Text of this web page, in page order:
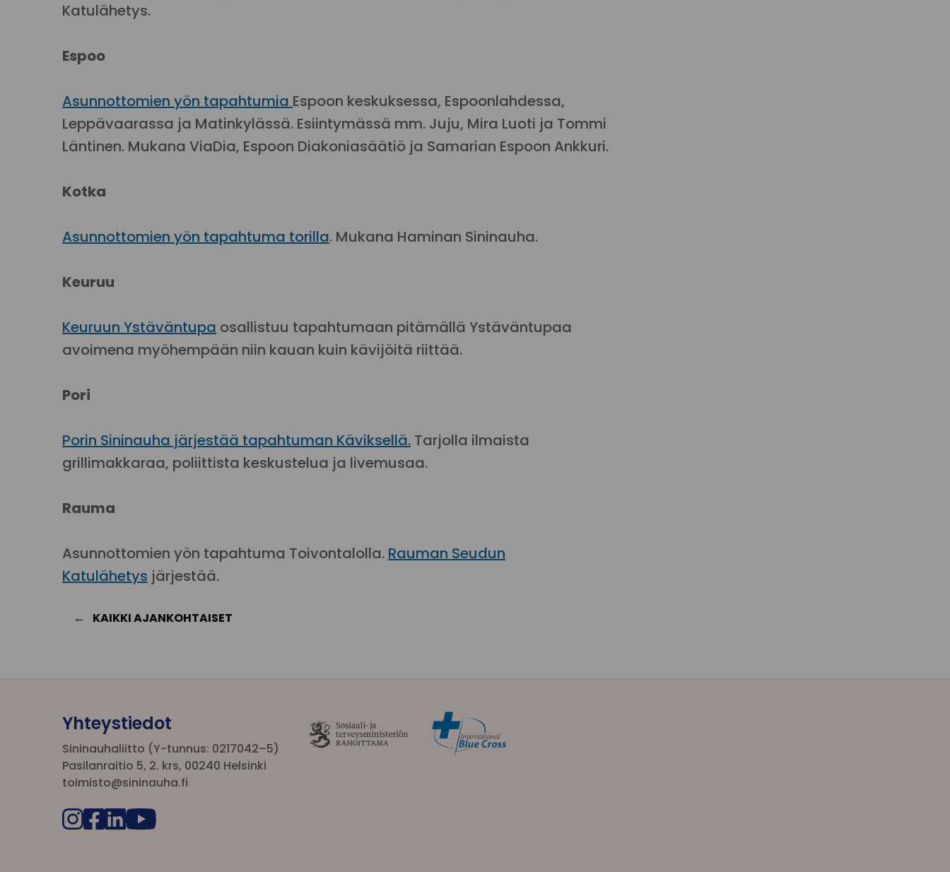
Katulähetys.
Espoo
Asunnottomien yön tapahtumia Espoon keskuksessa, Espoonlahdessa,
Leppävaarassa ja Matinkylässä. Esiintymässä mm. Juju, Mira Luoti ja Tommi
Läntinen. Mukana ViaDia, Espoon Diakoniasäätiö ja Samarian Espoon Ankkuri.
Kotka
Asunnottomien yön tapahtuma torilla. Mukana Haminan Sininauha.
Keuruu
Keuruun Ystäväntupa osallistuu tapahtumaan pitämällä Ystäväntupaa
avoimena myöhempään niin kauan kuin kävijöitä riittää.
Pori
Porin Sininauha järjestää tapahtuman Käviksellä. Tarjolla ilmaista
grillimakkaraa, poliittista keskustelua ja livemusaa.
Rauma
Asunnottomien yön tapahtuma Toivontalolla. Rauman Seudun
Katulähetys järjestää.
KAIKKI AJANKOHTAISET
Yhteystiedot
Sininauhaliitto (Y-tunnus: 0217042–5)
Pasilanraitio 5, 2. krs, 00240 Helsinki
toimisto@sininauha.fi